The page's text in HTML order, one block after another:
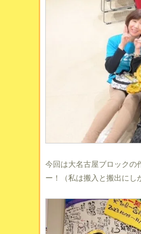
今回は大名古屋ブロックの
ー！（私は搬入と搬出に